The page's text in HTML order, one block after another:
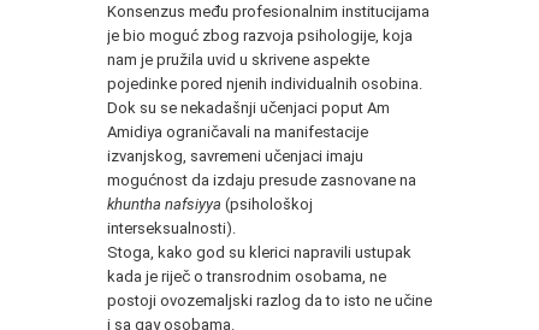
Konsenzus među profesionalnim institucijama
je bio moguć zbog razvoja psihologije, koja
nam je pružila uvid u skrivene aspekte
pojedinke pored njenih individualnih osobina.
Dok su se nekadašnji učenjaci poput Am
Amidiya ograničavali na manifestacije
izvanjskog, savremeni učenjaci imaju
mogućnost da izdaju presude zasnovane na
khuntha nafsiyya (psihološkoj
interseksualnosti).
Stoga, kako god su klerici napravili ustupak
kada je riječ o transrodnim osobama, ne
postoji ovozemaljski razlog da to isto ne učine
i sa gay osobama.